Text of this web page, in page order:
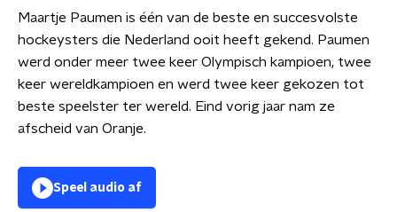
Maartje Paumen is één van de beste en succesvolste
hockeysters die Nederland ooit heeft gekend. Paumen
werd onder meer twee keer Olympisch kampioen, twee
keer wereldkampioen en werd twee keer gekozen tot
beste speelster ter wereld. Eind vorig jaar nam ze
afscheid van Oranje.
Speel audio af